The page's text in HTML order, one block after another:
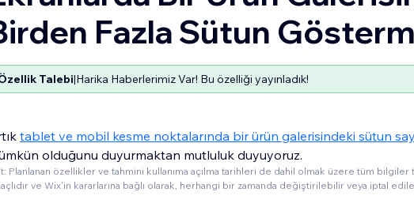
Fazla Sütun
Talebi|Harika Haberlerimiz Var! Bu özelliği yayınladık!
tablet ve mobil kesme noktalarında bir ürün galerisindeki sütun
olduğunu duyurmaktan mutluluk duyuyoruz.
Planlanan özellikler ve tahmini kullanıma açılma tarihleri de dahil olmak üzere tüm
ve Wix'in kararlarına bağlı olarak, herhangi bir zamanda değiştirilebilir veya iptal